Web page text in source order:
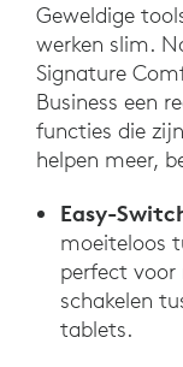
Geweldige
werken slim.
Signature
Business een
functies die
helpen meer,
Easy-
moeiteloos
perfect
schakelen
tablets.